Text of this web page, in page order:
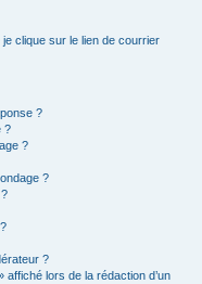
clique sur le lien de courrier
?
?
?
?
?
lors de la rédaction d’un